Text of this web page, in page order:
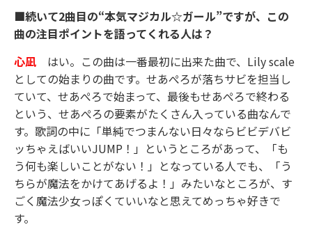
■続いて2曲目の“本気マジカル☆ガール”ですが、この
曲の注目ポイントを語ってくれる人は？
心凪 はい。この曲は一番最初に出来た曲で、Lily scale
としての始まりの曲です。せあぺろが落ちサビを担当し
ていて、せあぺろで始まって、最後もせあぺろで終わる
という、せあぺろの要素がたくさん入っている曲なんで
す。歌詞の中に「単純でつまんない日々ならビビデバビ
ッちゃえばいいJUMP！」というところがあって、「も
う何も楽しいことがない！」となっている人でも、「う
ちらが魔法をかけてあげるよ！」みたいなところが、す
ごく魔法少女っぽくていいなと思えてめっちゃ好きで
す。